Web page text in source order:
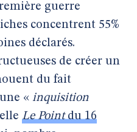
guerre
concentrent 55%
déclarés.
de créer un
du fait
« inquisition
Le Pointdu 16